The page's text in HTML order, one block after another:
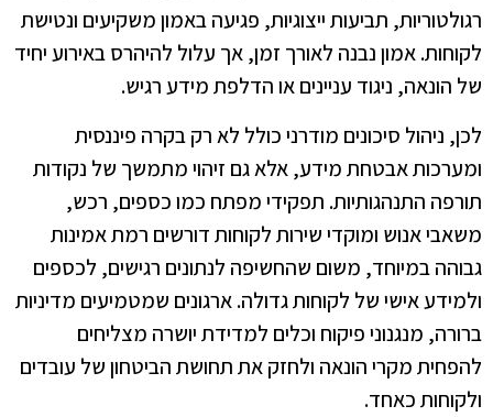
רגולטוריות, תביעות ייצוגיות, פגיעה באמון משקיעים ונטישת
לקוחות. אמון נבנה לאורך זמן, אך עלול להיהרס באירוע יחיד
של הונאה, ניגוד עניינים או הדלפת מידע רגיש.
לכן, ניהול סיכונים מודרני כולל לא רק בקרה פיננסית
ומערכות אבטחת מידע, אלא גם זיהוי מתמשך של נקודות
תורפה התנהגותיות. תפקידי מפתח כמו כספים, רכש,
משאבי אנוש ומוקדי שירות לקוחות דורשים רמת אמינות
גבוהה במיוחד, משום שהחשיפה לנתונים רגישים, לכספים
ולמידע אישי של לקוחות גדולה. ארגונים שמטמיעים מדיניות
ברורה, מנגנוני פיקוח וכלים למדידת יושרה מצליחים
להפחית מקרי הונאה ולחזק את תחושת הביטחון של עובדים
ולקוחות כאחד.